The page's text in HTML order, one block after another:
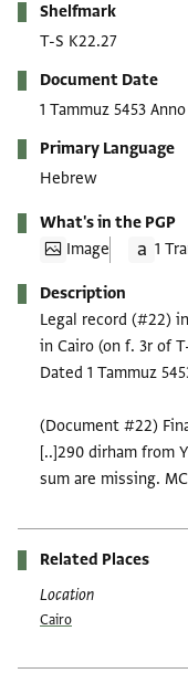
Shelfmark
T-S K22.27
Document Date
1 Tammuz 5453
Primary Language
Hebrew
What's in the PGP
Image
1
Description
Legal record (#22)
in Cairo (on f. 3r of
Dated 1 Tammuz
(Document #22)
[..]290 dirham from
sum are missing.
Related Places
Location
Cairo